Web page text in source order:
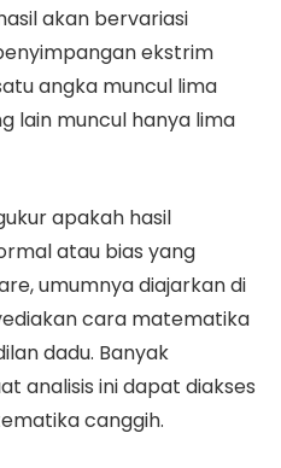
akan bervariasi
ekstrim
angka muncul lima
lain muncul hanya lima
apakah hasil
atau bias yang
umumnya diajarkan di
cara matematika
dadu. Banyak
analisis ini dapat diakses
canggih.